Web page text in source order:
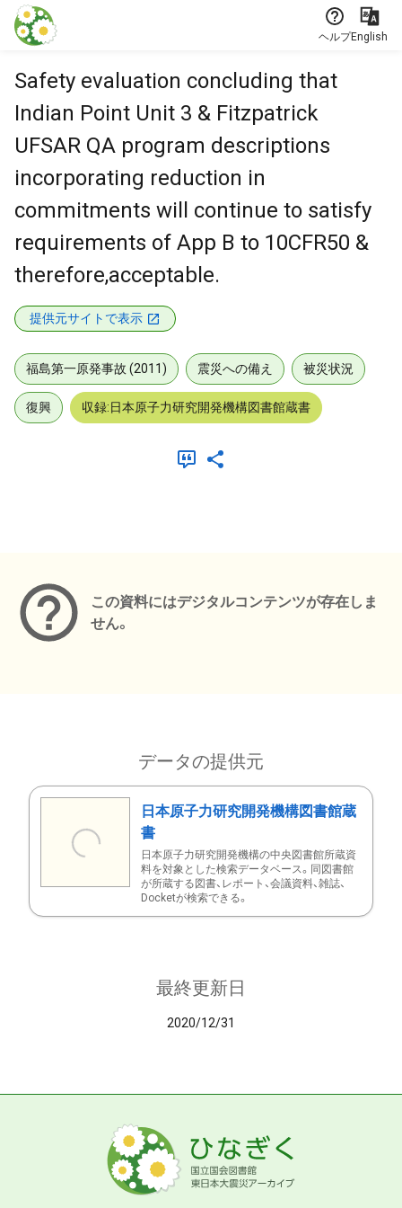
本文に飛ぶ
ヘルプEnglish
Safety evaluation concluding that
Indian Point Unit 3 & Fitzpatrick
UFSAR QA program descriptions
incorporating reduction in
commitments will continue to satisfy
requirements of App B to 10CFR50 &
therefore,acceptable.
提供元サイトで表示
福島第一原発事故 (2011) 震災への備え 被災状況
復興 収録:日本原子力研究開発機構図書館蔵書
この資料にはデジタルコンテンツが存在しま
せん。
データの提供元
日本原子力研究開発機構図書館蔵
書
日本原子力研究開発機構の中央図書館所蔵資
料を対象とした検索データベース。同図書館
が所蔵する図書、レポート、会議資料、雑誌、
Docketが検索できる。
最終更新日
2020/12/31